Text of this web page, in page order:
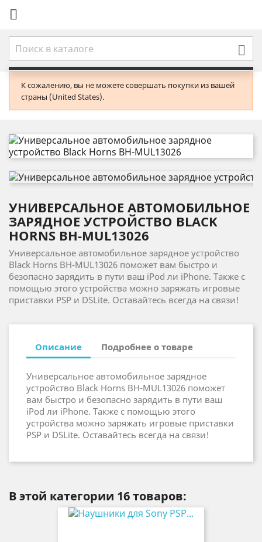


К сожалению, вы не можете совершать покупки из вашей
страны (United States).
УНИВЕРСАЛЬНОЕ АВТОМОБИЛЬНОЕ
ЗАРЯДНОЕ УСТРОЙСТВО BLACK
HORNS BH-MUL13026
Универсальное автомобильное зарядное устройство
Black Horns BH-MUL13026 поможет вам быстро и
безопасно зарядить в пути ваш iPod ли iPhone. Также с
помощью этого устройства можно заряжать игровые
приставки PSP и DSLite. Оставайтесь всегда на связи!
Описание Подробнее о товаре
Универсальное автомобильное зарядное
устройство Black Horns BH-MUL13026 поможет
вам быстро и безопасно зарядить в пути ваш
iPod ли iPhone. Также с помощью этого
устройства можно заряжать игровые приставки
PSP и DSLite. Оставайтесь всегда на связи!
В этой категории 16 товаров: